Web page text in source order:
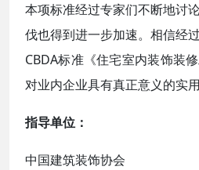
本项标准经过专家们不断地讨
伐也得到进一步加速。相信经
CBDA标准《住宅室内装饰装
对业内企业具有真正意义的实
指导单位：
中国建筑装饰协会